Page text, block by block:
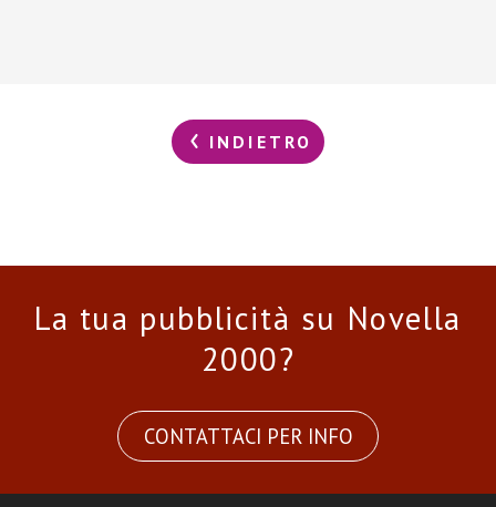
INDIETRO
La tua pubblicità su Novella
2000?
CONTATTACI PER INFO